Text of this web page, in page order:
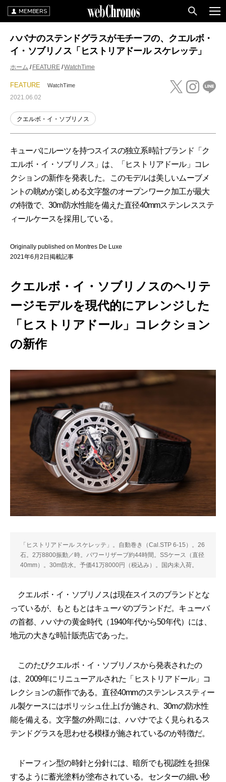
MEMBERS
ハバナのステンドグラスがモチーフの、クエルボ・
イ・ソブリノス「ヒストリアドール スケレッテ」
ホーム FEATURE WatchTime
FEATURE WatchTime
2021.06.02
クエルボ・イ・ソブリノス
キューバにルーツを持つスイスの独立系時計ブランド「ク
エルボ・イ・ソブリノス」は、「ヒストリアドール」コレ
クションの新作を発表した。このモデルは美しいムーブメ
ントの眺めが楽しめる文字盤のオープンワーク加工が最大
の特徴で、30m防水性能を備えた直径40mmステンレスステ
ィールケースを採用している。
Originally published on Montres De Luxe
2021年6月2日掲載記事
クエルボ・イ・ソブリノスのヘリテ
ージモデルを現代的にアレンジした
「ヒストリアドール」コレクション
の新作
「ヒストリアドール スケレッテ」。自動巻き（Cal.STP 6-15）。26
石。2万8800振動／時。パワーリザーブ約44時間。SSケース（直径
40mm）。30m防水。予価41万8000円（税込み）。国内未入荷。
クエルボ・イ・ソブリノスは現在スイスのブランドとな
っているが、もともとはキューバのブランドだ。キューバ
の首都、ハバナの黄金時代（1940年代から50年代）には、
地元の大きな時計販売店であった。
このたびクエルボ・イ・ソブリノスから発表されたの
は、2009年にリニューアルされた「ヒストリアドール」コ
レクションの新作である。直径40mmのステンレススティー
ル製ケースにはポリッシュ仕上げが施され、30mの防水性
能を備える。文字盤の外周には、ハバナでよく見られるス
テンドグラスを思わせる模様が施されているのが特徴だ。
ドーフィン型の時針と分針には、暗所でも視認性を担保
するように蓄光塗料が塗布されている。センターの細い秒